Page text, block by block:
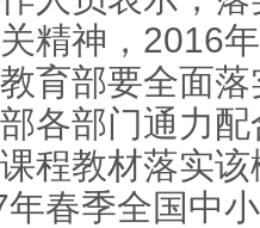
精神，2016
育部要全面
各部门通力
程教材落实
春季全国中